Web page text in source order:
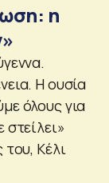
η
Η ουσία
όλους για
του, Κέλι